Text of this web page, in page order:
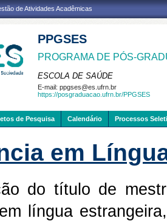
de Atividades Acadêmicas
PPGSES
PROGRAMA DE PÓS-
ESCOLA DE SAÚDE
E-mail: ppgses@es.ufrn.br
https://posgraduacao.ufrn.br/PPGSES
de Pesquisa Calendário Processos
em
do título de
língua